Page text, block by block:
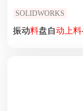
SOLIDWORKS
振动料盘自动上料